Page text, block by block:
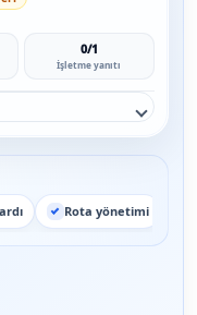
0/1
İşletme yanıtı
Rota yönetimi